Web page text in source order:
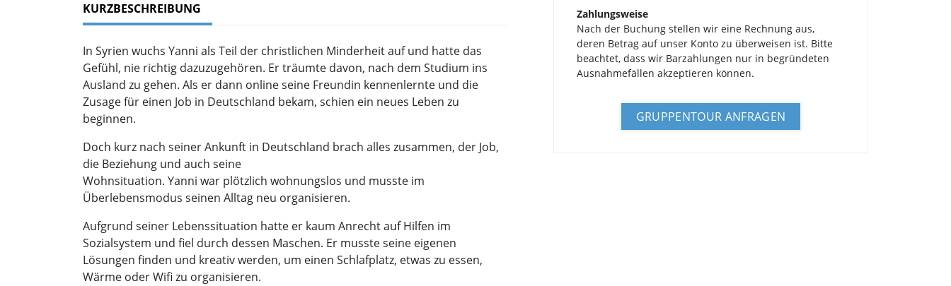
KURZBESCHREIBUNG
In Syrien wuchs Yanni als Teil der christlichen Minderheit auf und hatte das
Gefühl, nie richtig dazuzugehören. Er träumte davon, nach dem Studium ins
Ausland zu gehen. Als er dann online seine Freundin kennenlernte und die
Zusage für einen Job in Deutschland bekam, schien ein neues Leben zu
beginnen.
Doch kurz nach seiner Ankunft in Deutschland brach alles zusammen, der Job,
die Beziehung und auch seine
Wohnsituation. Yanni war plötzlich wohnungslos und musste im
Überlebensmodus seinen Alltag neu organisieren.
Aufgrund seiner Lebenssituation hatte er kaum Anrecht auf Hilfen im
Sozialsystem und fiel durch dessen Maschen. Er musste seine eigenen
Lösungen finden und kreativ werden, um einen Schlafplatz, etwas zu essen,
Wärme oder Wifi zu organisieren.
Zahlungsweise
Nach der Buchung stellen wir eine Rechnung aus,
deren Betrag auf unser Konto zu überweisen ist. Bitte
beachtet, dass wir Barzahlungen nur in begründeten
Ausnahmefällen akzeptieren können.
GRUPPENTOUR ANFRAGEN